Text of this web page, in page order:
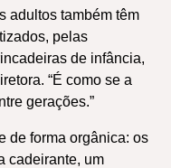
adultos também têm
pelas
de infância,
“É como se a
gerações.”
de forma orgânica: os
cadeirante, um